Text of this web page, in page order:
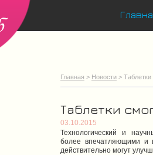
Главная > Новости >
Таблетки
03.10.2015
Технологический и
более впечатляющими и
действительно могут